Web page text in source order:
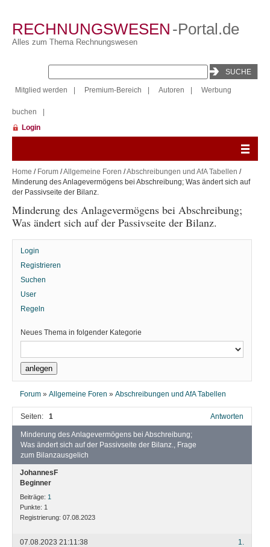
RECHNUNGSWESEN -Portal.de
Alles zum Thema Rechnungswesen
Mitglied werden Premium-Bereich Autoren Werbung
buchen
Login
Home / Forum /Allgemeine Foren /Abschreibungen und AfA Tabellen /
Minderung des Anlagevermögens bei Abschreibung; Was ändert sich auf
der Passivseite der Bilanz.
Minderung des Anlagevermögens bei Abschreibung;
Was ändert sich auf der Passivseite der Bilanz.
Login
Registrieren
Suchen
User
Regeln
Neues Thema in folgender Kategorie
Forum »Allgemeine Foren »Abschreibungen und AfA Tabellen
Seiten: 1 Antworten
Minderung des Anlagevermögens bei Abschreibung;
Was ändert sich auf der Passivseite der Bilanz., Frage
zum Bilanzausgelich
JohannesF
Beginner
Beiträge: 1
Punkte: 1
Registrierung: 07.08.2023
1.
07.08.2023 21:11:38